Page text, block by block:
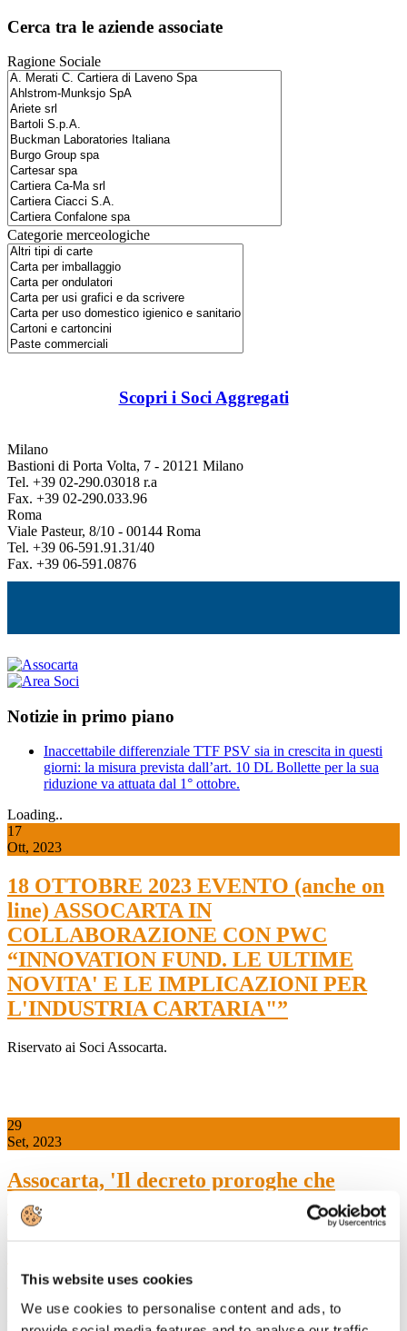
This website uses cookies
We use cookies to personalise content and ads, to
Cerca tra le aziende associate
Ragione Sociale
Categorie merceologiche
Scopri i Soci Aggregati
Milano
Bastioni di Porta Volta, 7 - 20121 Milano
Tel. +39 02-290.03018 r.a
Fax. +39 02-290.033.96
Roma
Viale Pasteur, 8/10 - 00144 Roma
Tel. +39 06-591.91.31/40
Fax. +39 06-591.0876
Notizie in primo piano
Inaccettabile differenziale TTF PSV sia in crescita in questi
giorni: la misura prevista dall’art. 10 DL Bollette per la sua
riduzione va attuata dal 1° ottobre.
Loading..
17
Ott, 2023
18 OTTOBRE 2023 EVENTO (anche on
line) ASSOCARTA IN
COLLABORAZIONE CON PWC
“INNOVATION FUND. LE ULTIME
NOVITA' E LE IMPLICAZIONI PER
L'INDUSTRIA CARTARIA"”
Riservato ai Soci Assocarta.
29
Set, 2023
Assocarta, 'Il decreto proroghe che
anticipa al 15 novembre la
compensazione dei crediti d’imposta
energivore”
29 settembre 2023 - Anticipare al 15 novembre 2023 la